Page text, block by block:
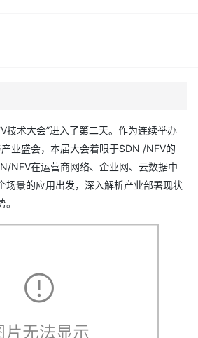
技术大会”进入了第二天。作为连续举办
业盛会，本届大会着眼于SDN /NFV的
NFV在运营商网络、企业网、云数据中
场景的应用出发，深入解析产业部署现状